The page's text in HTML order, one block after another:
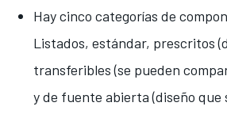
Hay cinco categorías de
Listados, estándar, prescritos
transferibles (se pueden
y de fuente abierta (diseño que